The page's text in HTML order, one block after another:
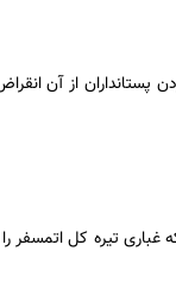
پستانداران از آن
غباری تیره کل اتمسفر